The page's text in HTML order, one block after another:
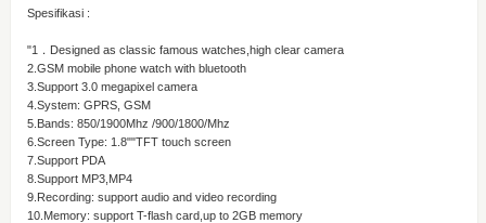
Spesifikasi :
"1．Designed as classic famous watches,high clear camera
2.GSM mobile phone watch with bluetooth
3.Support 3.0 megapixel camera
4.System: GPRS, GSM
5.Bands: 850/1900Mhz /900/1800/Mhz
6.Screen Type: 1.8""TFT touch screen
7.Support PDA
8.Support MP3,MP4
9.Recording: support audio and video recording
10.Memory: support T-flash card,up to 2GB memory